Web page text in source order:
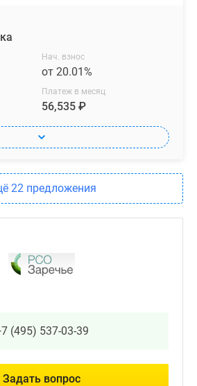
Нач. взнос
от 20.01%
Платеж в месяц
56,535 ₽
22 предложения
(495) 537-03-39
Задать вопрос